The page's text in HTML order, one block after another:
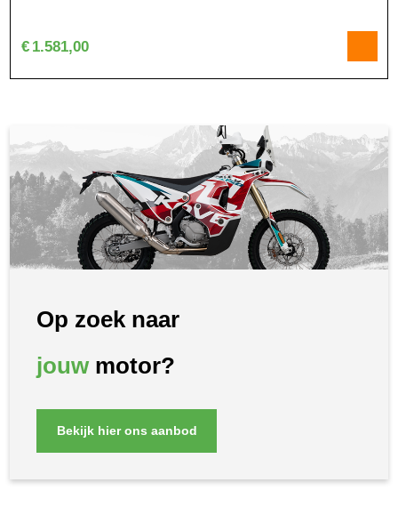
€ 1.581,00
Op zoek naar
jouwmotor?
Bekijk hier ons aanbod